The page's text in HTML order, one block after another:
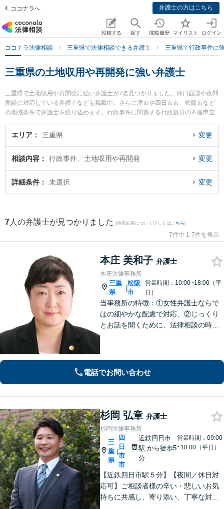
ココナラへ 弁護士の方はこちら
投稿する 探す 閲覧履歴 マイリスト ログイン
ココナラ法律相談 三重県で法律相談できる弁護士 三重県で行政事件に
三重県の土地収用や再開発に強い弁護士
三重県で土地収用や再開発に強い弁護士が7名見つかりました。休日面談や夜間
面談に対応している弁護士なども掲載中。さらに津市や四日市市、松阪市など
の地域条件で弁護士を絞り込めます。行政事件に関係する行政処分の不服申立
てや住民訴訟、抗告訴訟（処分取り消し等）等の細かな分野での絞り込み検索
もでき便利です。特に本庄法律事務所の本庄 美和子弁護士や杉岡法律事務所の
た土地収用や再開発のトラブルを今すぐに弁護士に相談したい』『土地収用や
再開発のトラブル解決の実績豊富な近くの弁護士を検索したい』『初回相談無
料で土地収用や再開発を法律相談できる三重県内の弁護士に相談予約したい』
エリア 三重県 変更
相談内容 行政事件、土地収用や再開発 変更
詳細条件 未選択 変更
7 人の弁護士が見つかりました (検索結果について詳しくは こちら)
7件中 1-7件を表示
本庄 美和子 弁護士
本庄法律事務所
三重
県
|
松阪
市
営業時間：10:00~18:00（平
日）
当事務所の特徴：①女性弁護士ならで
はの細やかな配慮で対応、②じっくり
とお話を聞くために、法律相談の時間
電話でお問い合わせ
杉岡 弘章 弁護士
杉岡法律事務所
三
重
県
|
四
日
市
市
近鉄四日市
駅 から徒歩5
分
営業時間：09:00
~18:00（平日）
【近鉄四日市駅５分】【夜間／休日対
応可】ご相談者様の辛い・悲しいお気
持ちに共感し、寄り添い、丁寧な対応